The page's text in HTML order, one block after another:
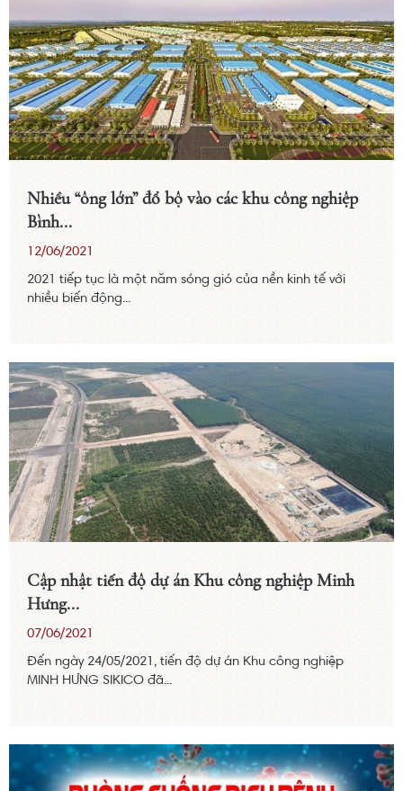
Nhiều “ông lớn” đổ bộ vào các khu công nghiệp
Bình...
12/06/2021
2021 tiếp tục là một năm sóng gió của nền kinh tế với
nhiều biến động...
Cập nhật tiến độ dự án Khu công nghiệp Minh
Hưng...
07/06/2021
Đến ngày 24/05/2021, tiến độ dự án Khu công nghiệp
MINH HƯNG SIKICO đã...